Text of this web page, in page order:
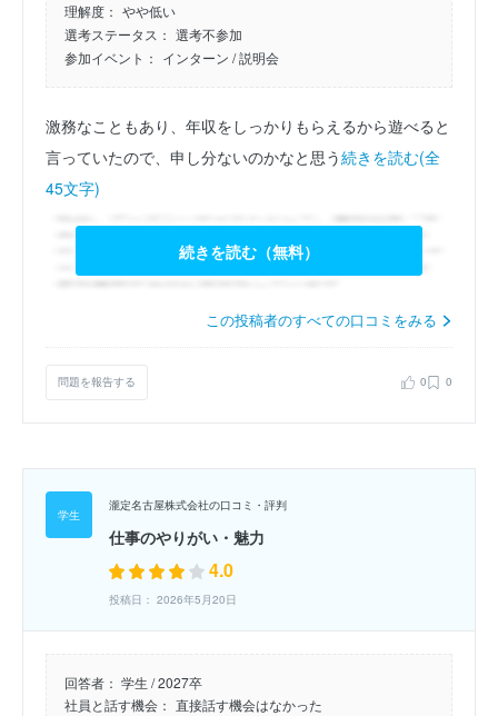
理解度： やや低い
選考ステータス： 選考不参加
参加イベント： インターン / 説明会
激務なこともあり、年収をしっかりもらえるから遊べると
言っていたので、申し分ないのかなと思う続きを読む(全
45文字)
続きを読む（無料）
この投稿者のすべての口コミをみる
問題を報告する 0 0
瀧定名古屋株式会社の口コミ・評判
仕事のやりがい・魅力
4.0
投稿日： 2026年5月20日
回答者： 学生 / 2027卒
社員と話す機会： 直接話す機会はなかった